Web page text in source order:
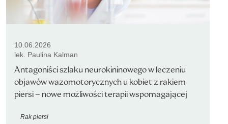
10.06.2026
lek. Paulina Kalman
Antagoniści szlaku neurokininowego w leczeniu
objawów wazomotorycznych u kobiet z rakiem
piersi – nowe możliwości terapii wspomagającej
Rak piersi